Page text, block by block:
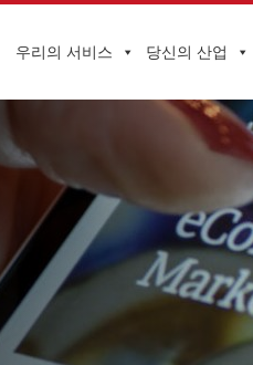
우리의 서비스 당신의 산업